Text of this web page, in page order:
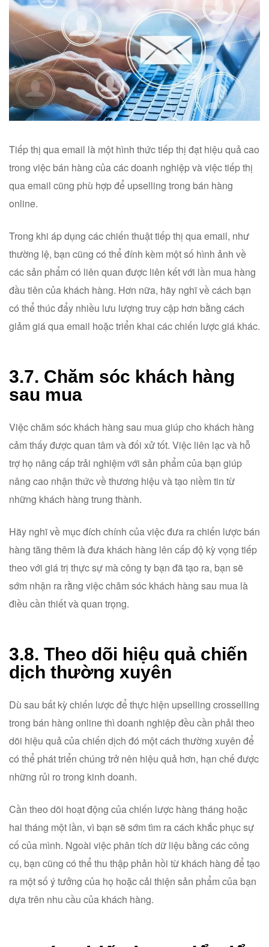
Tiếp thị qua email là một hình thức tiếp thị đạt hiệu quả cao
trong việc bán hàng của các doanh nghiệp và việc tiếp thị
qua email cũng phù hợp để upselling trong bán hàng
online.
Trong khi áp dụng các chiến thuật tiếp thị qua email, như
thường lệ, bạn cũng có thể đính kèm một số hình ảnh về
các sản phẩm có liên quan được liên kết với lần mua hàng
đầu tiên của khách hàng. Hơn nữa, hãy nghĩ về cách bạn
có thể thúc đẩy nhiều lưu lượng truy cập hơn bằng cách
giảm giá qua email hoặc triển khai các chiến lược giá khác.
3.7. Chăm sóc khách hàng
sau mua
Việc chăm sóc khách hàng sau mua giúp cho khách hàng
cảm thấy được quan tâm và đối xử tốt. Việc liên lạc và hỗ
trợ họ nâng cấp trải nghiệm với sản phẩm của bạn giúp
nâng cao nhận thức về thương hiệu và tạo niềm tin từ
những khách hàng trung thành.
Hãy nghĩ về mục đích chính của việc đưa ra chiến lược bán
hàng tăng thêm là đưa khách hàng lên cấp độ kỳ vọng tiếp
theo với giá trị thực sự mà công ty bạn đã tạo ra, bạn sẽ
sớm nhận ra rằng việc chăm sóc khách hàng sau mua là
điều cần thiết và quan trọng.
3.8. Theo dõi hiệu quả chiến
dịch thường xuyên
Dù sau bất kỳ chiến lược để thực hiện upselling crosselling
trong bán hàng online thì doanh nghiệp đều cần phải theo
dõi hiệu quả của chiến dịch đó một cách thường xuyên để
có thể phát triển chúng trở nên hiệu quả hơn, hạn chế được
những rủi ro trong kinh doanh.
Cần theo dõi hoạt động của chiến lược hàng tháng hoặc
hai tháng một lần, vì bạn sẽ sớm tìm ra cách khắc phục sự
cố của mình. Ngoài việc phân tích dữ liệu bằng các công
cụ, bạn cũng có thể thu thập phản hồi từ khách hàng để tạo
ra một số ý tưởng của họ hoặc cải thiện sản phẩm của bạn
dựa trên nhu cầu của khách hàng.